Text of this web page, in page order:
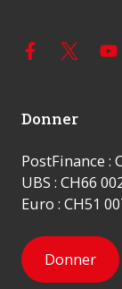
Donner
PostFinance :
UBS : CH66
Euro : CH51
Donner